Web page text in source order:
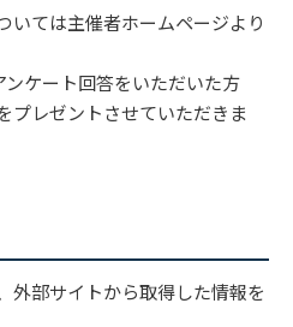
ては主催者ホームページより
ケート回答をいただいた方
プレゼントさせていただきま
部サイトから取得した情報を